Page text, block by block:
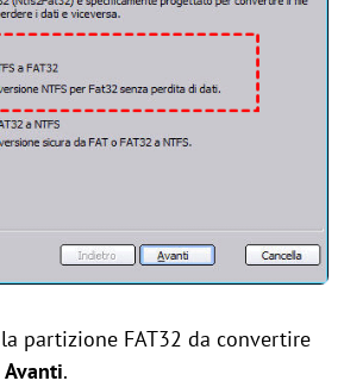
partizione FAT32 da convertire
Avanti.